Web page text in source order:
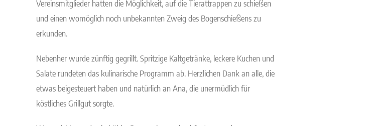
Vereinsmitglieder hatten die Möglichkeit, auf die Tierattrappen zu schießen
und einen womöglich noch unbekannten Zweig des Bogenschießens zu
erkunden.
Nebenher wurde zünftig gegrillt. Spritzige Kaltgetränke, leckere Kuchen und
Salate rundeten das kulinarische Programm ab. Herzlichen Dank an alle, die
etwas beigesteuert haben und natürlich an Ana, die unermüdlich für
köstliches Grillgut sorgte.